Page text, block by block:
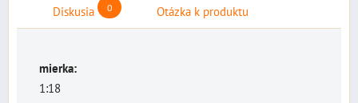
Diskusia 0 Otázka k produktu
mierka:
1:18